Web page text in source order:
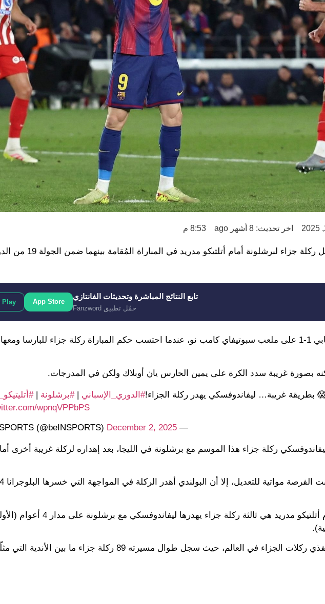
اخر تحديث: 8 أشهر ago 8:53 م
فشل روبرت ليفاندوفسكي في تسجيل ركلة جزاء لبرشلونة أمام أتلتيكو مدريد
تابع النتائج المباشرة وتحديثات الفانتازي
حمّل تطبيق Fanzword
App Store
Play
وكانت النتيجة تشير إلى التعادل الإيجابي 1-1 على ملعب سبوتيفاي كامب نو، عندما احتسب حكم المباراة ركلة جزاء للبارسا
بصورة غريبة سدد الكرة على يمين الحارس يان أوبلاك ولكن في المدرجات.
بطريقة غريبة… ليفاندوفسكي يهدر ركلة الجزاء!#الدوري_الإسباني |#برشلونة |
wpnqVPPbPS
— beIN SPORTS (@beINSPORTS)
December 2, 2025
ركلة جزاء هذا الموسم مع برشلونة في الليجا، بعد إهداره لركلة غريبة أخرى
وبشكلٍ عام، فإن الركلة المهدرة أمام أتلتيكو مدريد هي ثالثة ركلة جزاء
ويُعد صاحب الـ 37 عامًا من أفضل منفذي ركلات الجزاء في العالم، حيث سجل طوال مسيرته 89 ركلة جزاء